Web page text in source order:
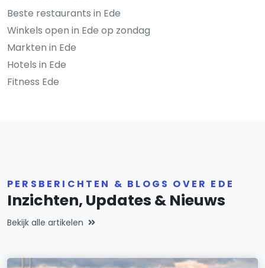
Beste restaurants in Ede
Winkels open in Ede op zondag
Markten in Ede
Hotels in Ede
Fitness Ede
PERSBERICHTEN & BLOGS OVER EDE
Inzichten, Updates & Nieuws
Bekijk alle artikelen